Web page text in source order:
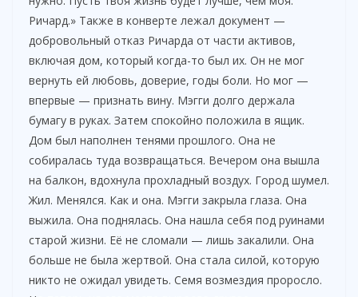
Ричард.» Также в конверте лежал документ —
добровольный отказ Ричарда от части активов,
включая дом, который когда-то был их. Он не мог
вернуть ей любовь, доверие, годы боли. Но мог —
впервые — признать вину. Мэгги долго держала
бумагу в руках. Затем спокойно положила в ящик.
Дом был наполнен тенями прошлого. Она не
собиралась туда возвращаться. Вечером она вышла
на балкон, вдохнула прохладный воздух. Город шумел.
Жил. Менялся. Как и она. Мэгги закрыла глаза. Она
выжила. Она поднялась. Она нашла себя под руинами
старой жизни. Её не сломали — лишь закалили. Она
больше не была жертвой. Она стала силой, которую
никто не ожидал увидеть. Семя возмездия проросло.